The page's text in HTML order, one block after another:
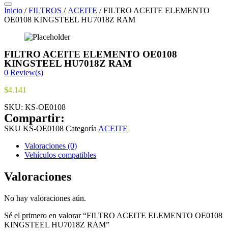
Inicio /FILTROS / ACEITE / FILTRO ACEITE ELEMENTO
OE0108 KINGSTEEL HU7018Z RAM
FILTRO ACEITE ELEMENTO OE0108
KINGSTEEL HU7018Z RAM
0 Review(s)
$4.141
SKU: KS-OE0108
Compartir:
SKU KS-OE0108 Categoría ACEITE
Valoraciones (0)
Vehículos compatibles
Valoraciones
No hay valoraciones aún.
Sé el primero en valorar “FILTRO ACEITE ELEMENTO OE0108
KINGSTEEL HU7018Z RAM”